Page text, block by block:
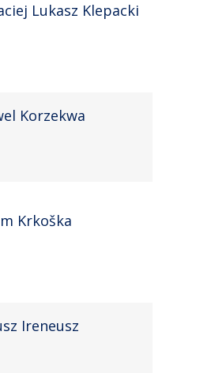
Lukasz Klepacki
Korzekwa
Krkoška
Ireneusz